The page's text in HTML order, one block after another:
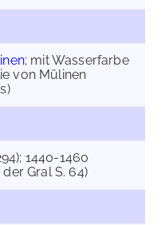
; mit Wasserfarbe
von Mülinen
1440-1460
Gral S. 64)